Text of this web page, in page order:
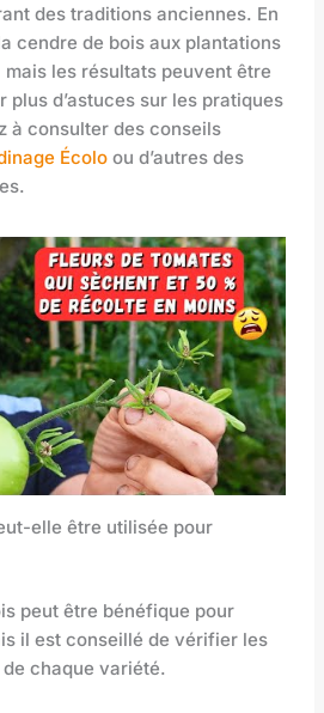
des traditions anciennes. En
cendre de bois aux plantations
les résultats peuvent être
plus d’astuces sur les pratiques
à consulter des conseils
Écolo ou d’autres des
elle être utilisée pour
peut être bénéfique pour
il est conseillé de vérifier les
chaque variété.